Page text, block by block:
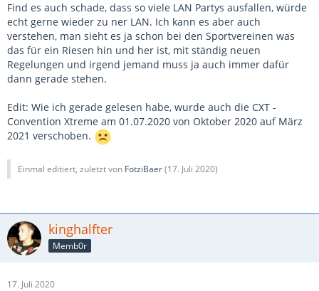
Find es auch schade, dass so viele LAN Partys ausfallen, würde
echt gerne wieder zu ner LAN. Ich kann es aber auch
verstehen, man sieht es ja schon bei den Sportvereinen was
das für ein Riesen hin und her ist, mit ständig neuen
Regelungen und irgend jemand muss ja auch immer dafür
dann gerade stehen.
Edit: Wie ich gerade gelesen habe, wurde auch die CXT -
Convention Xtreme am 01.07.2020 von Oktober 2020 auf März
2021 verschoben.
Einmal editiert, zuletzt von FotziBaer(17. Juli 2020)
kinghalfter
Memb0r
17. Juli 2020